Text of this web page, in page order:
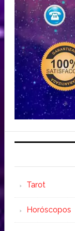
Tarot
Horóscopos